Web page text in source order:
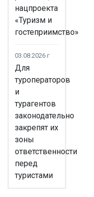
нацпроекта
«Туризм и
гостеприимство»
03.08.2026 г
Для
туроператоров
и
турагентов
законодательно
закрепят их
зоны
ответственности
перед
туристами